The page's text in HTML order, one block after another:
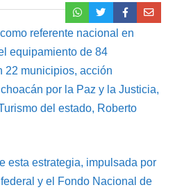
referente nacional en
equipamiento de 84
22 municipios, acción
por la Paz y la Justicia,
del estado, Roberto
esta estrategia, impulsada por
y el Fondo Nacional de